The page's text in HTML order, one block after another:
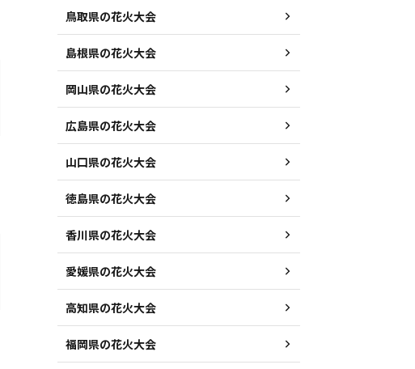
鳥取県の花火大会
島根県の花火大会
岡山県の花火大会
広島県の花火大会
山口県の花火大会
徳島県の花火大会
香川県の花火大会
愛媛県の花火大会
高知県の花火大会
福岡県の花火大会